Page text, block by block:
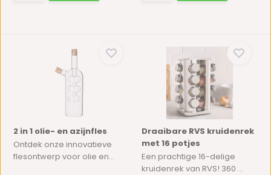
2 in 1 olie- en azijnfles
Ontdek onze innovatieve
flesontwerp voor olie en...
Draaibare RVS kruidenrek
met 16 potjes
Een prachtige 16-delige
kruidenrek van RVS! 360 ...